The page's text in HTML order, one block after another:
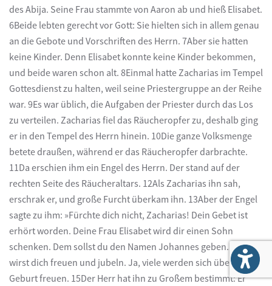
des Abija. Seine Frau stammte von Aaron ab und hieß Elisabet.
6Beide lebten gerecht vor Gott: Sie hielten sich in allem genau
an die Gebote und Vorschriften des Herrn. 7Aber sie hatten
keine Kinder. Denn Elisabet konnte keine Kinder bekommen,
und beide waren schon alt. 8Einmal hatte Zacharias im Tempel
Gottesdienst zu halten, weil seine Priestergruppe an der Reihe
war. 9Es war üblich, die Aufgaben der Priester durch das Los
zu verteilen. Zacharias fiel das Räucheropfer zu, deshalb ging
er in den Tempel des Herrn hinein. 10Die ganze Volksmenge
betete draußen, während er das Räucheropfer darbrachte.
11Da erschien ihm ein Engel des Herrn. Der stand auf der
rechten Seite des Räucheraltars. 12Als Zacharias ihn sah,
erschrak er, und große Furcht überkam ihn. 13Aber der Engel
sagte zu ihm: »Fürchte dich nicht, Zacharias! Dein Gebet ist
erhört worden. Deine Frau Elisabet wird dir einen Sohn
schenken. Dem sollst du den Namen Johannes geben. 14Du
wirst dich freuen und jubeln. Ja, viele werden sich über seine
Geburt freuen. 15Der Herr hat ihn zu Großem bestimmt: Er